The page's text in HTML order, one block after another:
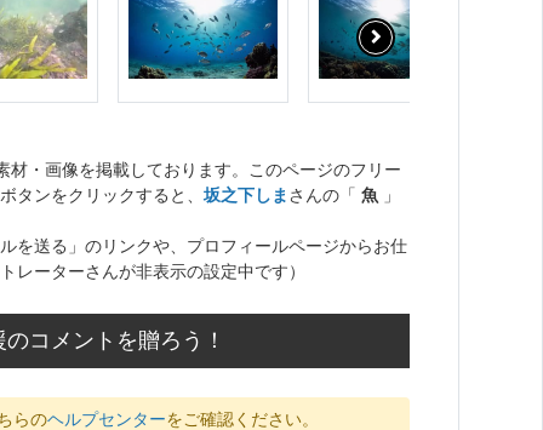
・画像を掲載しております。このページのフリー
タンをクリックすると、 坂之下しま さんの「 魚 」
を送る」のリンクや、プロフィールページからお仕
レーターさんが非表示の設定中です）
コメントを贈ろう！
らのヘルプセンターをご確認ください。